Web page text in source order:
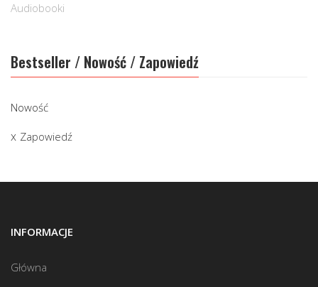
Audiobooki
Bestseller / Nowość / Zapowiedź
Nowość
Zapowiedź
INFORMACJE
Główna